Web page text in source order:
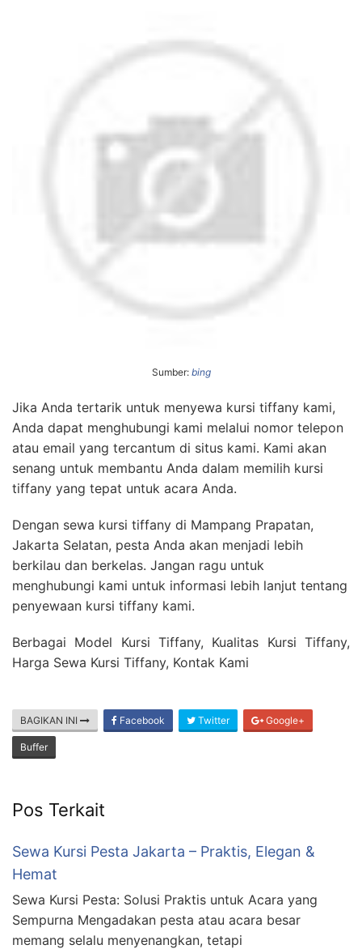
Sumber: bing
Jika Anda tertarik untuk menyewa kursi tiffany kami,
Anda dapat menghubungi kami melalui nomor telepon
atau email yang tercantum di situs kami. Kami akan
senang untuk membantu Anda dalam memilih kursi
tiffany yang tepat untuk acara Anda.
Dengan sewa kursi tiffany di Mampang Prapatan,
Jakarta Selatan, pesta Anda akan menjadi lebih
berkilau dan berkelas. Jangan ragu untuk
menghubungi kami untuk informasi lebih lanjut tentang
penyewaan kursi tiffany kami.
Berbagai Model Kursi Tiffany, Kualitas Kursi Tiffany,
Harga Sewa Kursi Tiffany, Kontak Kami
BAGIKAN INI Facebook Twitter Google+
Buffer
Pos Terkait
Sewa Kursi Pesta Jakarta – Praktis, Elegan &
Hemat
Sewa Kursi Pesta: Solusi Praktis untuk Acara yang
Sempurna Mengadakan pesta atau acara besar
memang selalu menyenangkan, tetapi